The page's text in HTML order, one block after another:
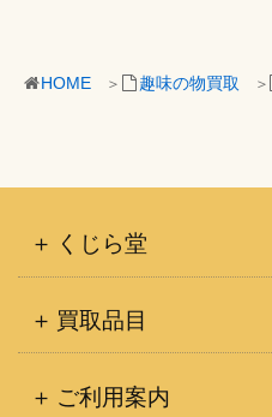
HOME 趣味の物買取
くじら堂
買取品目
ご利用案内